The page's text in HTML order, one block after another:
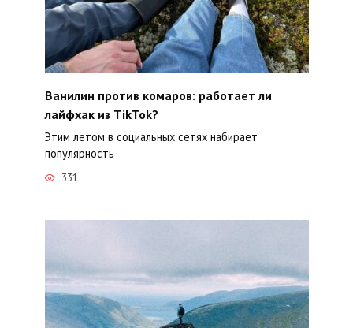
Ванилин против комаров: работает ли
лайфхак из TikTok?
Этим летом в социальных сетях набирает
популярность
331